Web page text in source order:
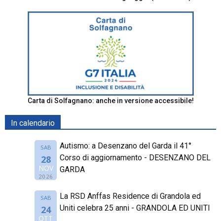
Carta di Solfagnano: anche in versione accessibile!
In calendario
SAB
28
NOV
2026
Autismo: a Desenzano del Garda il 41°
Corso di aggiornamento - DESENZANO DEL
GARDA
SAB
24
OTT
La RSD Anffas Residence di Grandola ed
Uniti celebra 25 anni - GRANDOLA ED UNITI